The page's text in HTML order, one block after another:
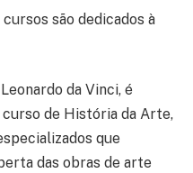
são dedicados à
da Vinci, é
de História da Arte,
que
das obras de arte